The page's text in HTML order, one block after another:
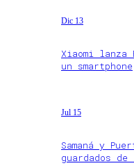
Dic 13
Xiaomi lanza
un smartphone
Jul 15
Samaná y
guardados